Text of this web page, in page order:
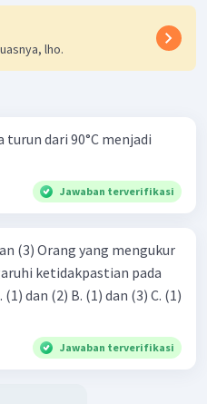
jenis, dimana
lho.
turun dari 90°C menjadi
Jawaban terverifikasi
(3) Orang yang mengukur
ketidakpastian pada
Jawaban terverifikasi